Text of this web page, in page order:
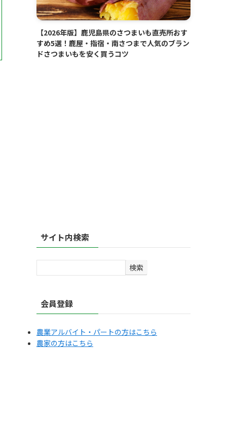
【2026年版】鹿児島県のさつまいも直売所おす
すめ5選！鹿屋・指宿・南さつまで人気のブラン
ドさつまいもを安く買うコツ
サイト内検索
索
検索
会員登録
農業アルバイト・パートの方はこちら
農家の方はこちら